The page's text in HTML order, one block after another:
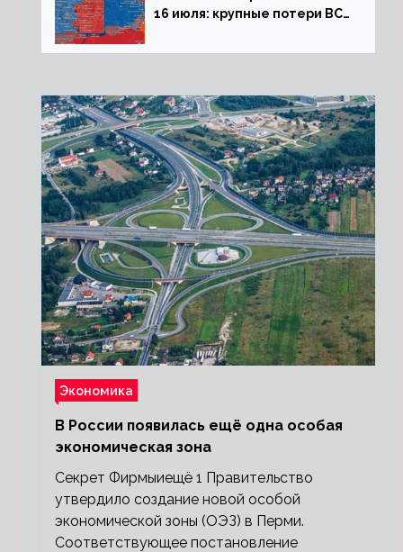
16 июля: крупные потери ВСУ
обстреливает Донбасс из
Экономика
В России появилась ещё одна особая
экономическая зона
Секрет Фирмыиещё 1 Правительство
утвердило создание новой особой
экономической зоны (ОЭЗ) в Перми.
Соответствующее постановление